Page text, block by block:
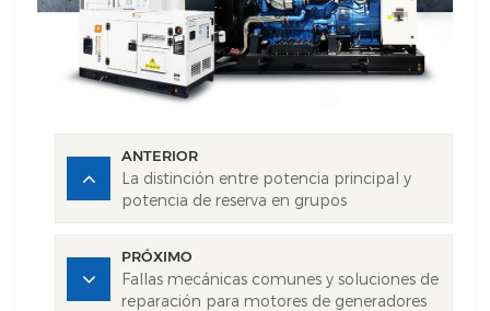
ANTERIOR
La distinción entre potencia principal y
potencia de reserva en grupos
PRÓXIMO
Fallas mecánicas comunes y soluciones de
reparación para motores de generadores